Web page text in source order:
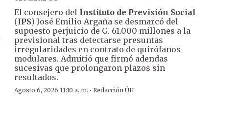
El consejero del Instituto de Previsión Social
(IPS) José Emilio Argaña se desmarcó del
supuesto perjuicio de G. 61.000 millones a la
previsional tras detectarse presuntas
irregularidades en contrato de quirófanos
modulares. Admitió que firmó adendas
sucesivas que prolongaron plazos sin
resultados.
Agosto 6, 2026 11:10 a. m. · Redacción ÚH